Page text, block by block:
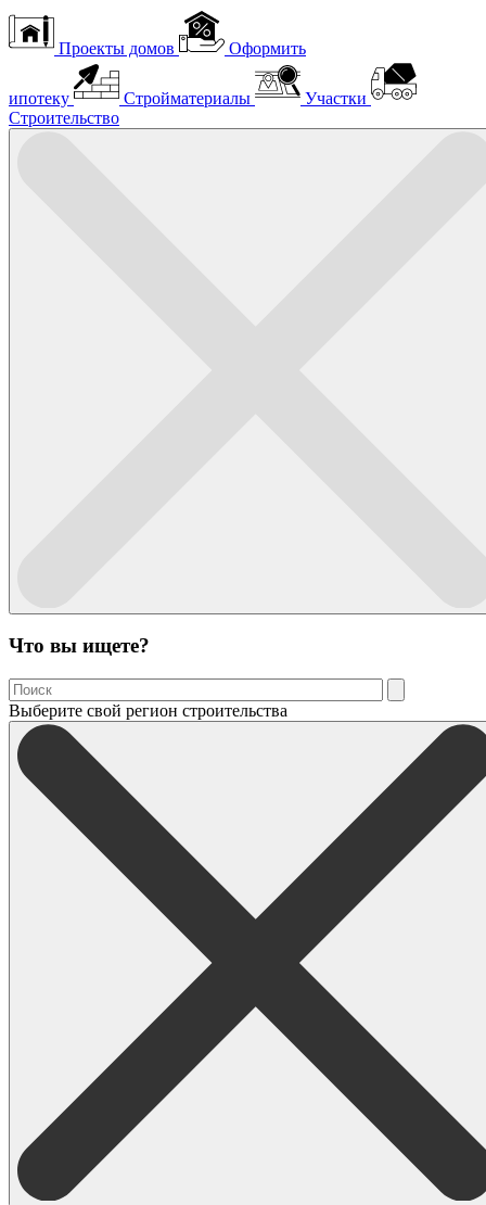
Проекты домов Оформить
ипотеку Стройматериалы
Участки
Строительство
Что вы ищете?
Выберите свой регион строительства